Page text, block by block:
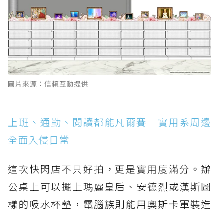
圖片來源：信賴互動提供
上班、通勤、閱讀都能凡爾賽 實用系周邊
全面入侵日常
這次快閃店不只好拍，更是實用度滿分。辦
公桌上可以擺上瑪麗皇后、安德烈或漢斯圖
樣的吸水杯墊，電腦族則能用奧斯卡軍裝造